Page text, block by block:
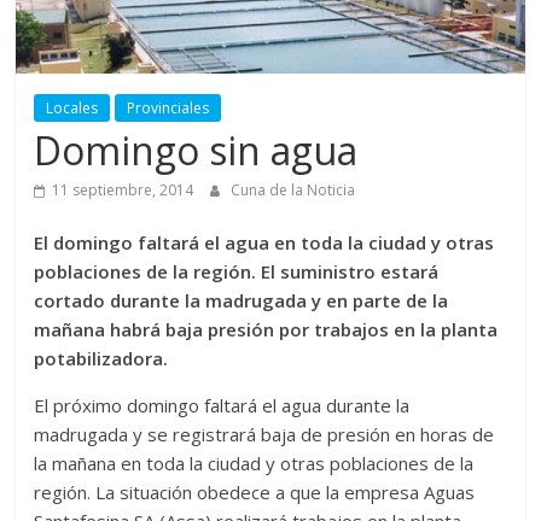
Locales Provinciales
Domingo sin agua
11 septiembre, 2014 Cuna de la Noticia
El domingo faltará el agua en toda la ciudad y otras
poblaciones de la región. El suministro estará
cortado durante la madrugada y en parte de la
mañana habrá baja presión por trabajos en la planta
potabilizadora.
El próximo domingo faltará el agua durante la
madrugada y se registrará baja de presión en horas de
la mañana en toda la ciudad y otras poblaciones de la
región. La situación obedece a que la empresa Aguas